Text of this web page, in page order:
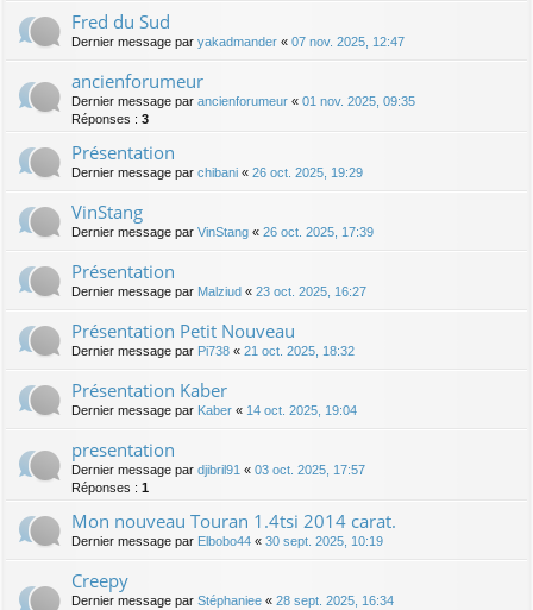
Fred du Sud
Dernier message par yakadmander « 07 nov. 2025, 12:47
ancienforumeur
Dernier message par ancienforumeur « 01 nov. 2025, 09:35
Réponses : 3
Présentation
Dernier message par chibani « 26 oct. 2025, 19:29
VinStang
Dernier message par VinStang « 26 oct. 2025, 17:39
Présentation
Dernier message par Malziud « 23 oct. 2025, 16:27
Présentation Petit Nouveau
Dernier message par Pi738 « 21 oct. 2025, 18:32
Présentation Kaber
Dernier message par Kaber « 14 oct. 2025, 19:04
presentation
Dernier message par djibril91 « 03 oct. 2025, 17:57
Réponses : 1
Mon nouveau Touran 1.4tsi 2014 carat.
Dernier message par Elbobo44 « 30 sept. 2025, 10:19
Creepy
Dernier message par Stéphaniee « 28 sept. 2025, 16:34